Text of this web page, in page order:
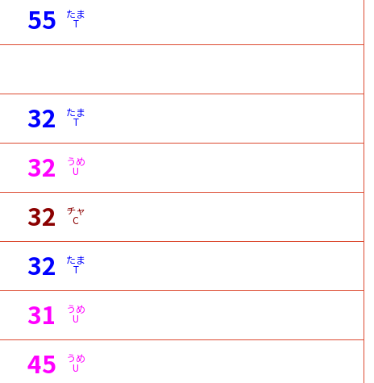
55 たま
T
32 たま
T
32 うめ
U
32 チャ
C
32 たま
T
31 うめ
U
45 うめ
U